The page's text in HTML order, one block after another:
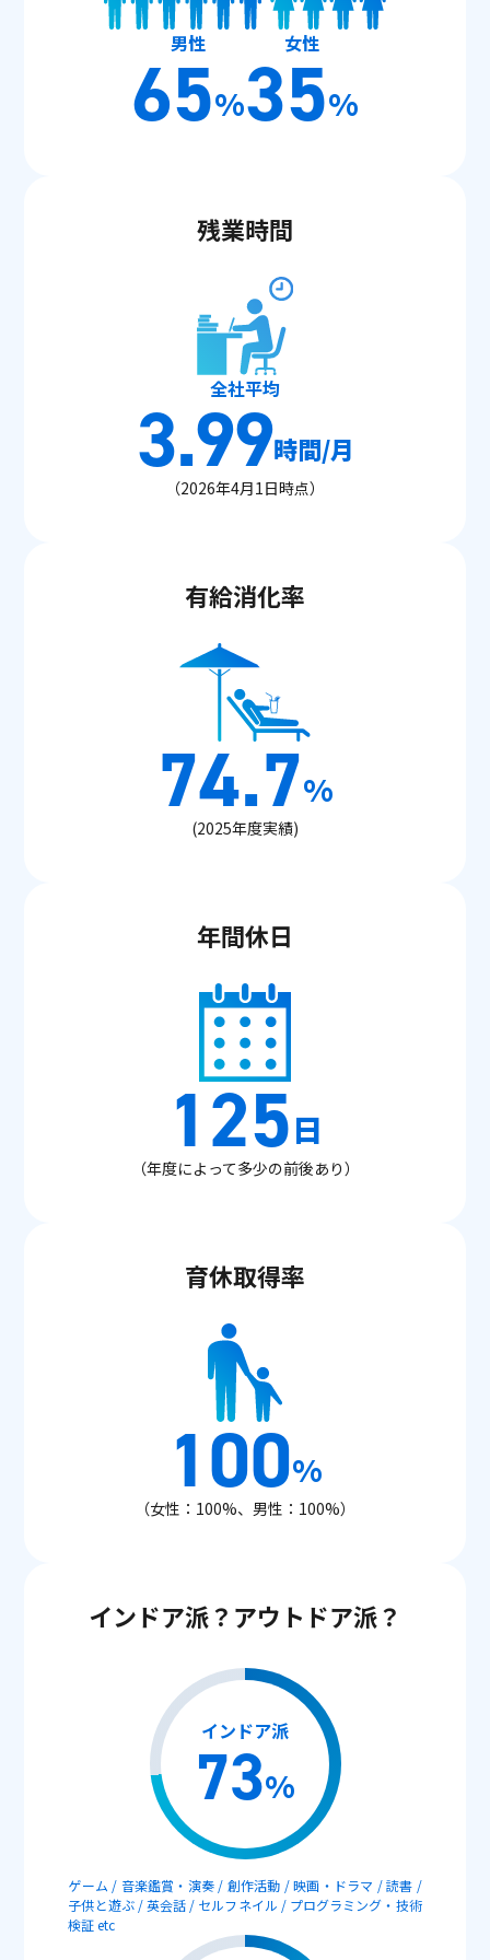
男性
65%
女性
35%
残業時間
全社平均
3.99時間/月
（2026年4月1日時点）
有給消化率
74.7%
(2025年度実績)
年間休日
125日
（年度によって多少の前後あり）
育休取得率
100%
（女性：100%、男性：100%）
インドア派？アウトドア派？
インドア派
73%
ゲーム / 音楽鑑賞・演奏 / 創作活動 / 映画・ドラマ / 読書 /
子供と遊ぶ / 英会話 / セルフネイル / プログラミング・技術
検証 etc